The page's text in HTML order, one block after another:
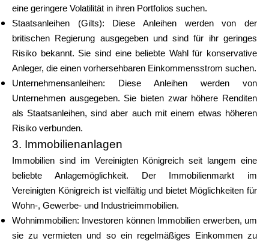
eine geringere Volatilität in ihren Portfolios suchen.
Staatsanleihen (Gilts): Diese Anleihen werden von der
britischen Regierung ausgegeben und sind für ihr geringes
Risiko bekannt. Sie sind eine beliebte Wahl für konservative
Anleger, die einen vorhersehbaren Einkommensstrom suchen.
Unternehmensanleihen: Diese Anleihen werden von
Unternehmen ausgegeben. Sie bieten zwar höhere Renditen
als Staatsanleihen, sind aber auch mit einem etwas höheren
Risiko verbunden.
3. Immobilienanlagen
Immobilien sind im Vereinigten Königreich seit langem eine
beliebte Anlagemöglichkeit. Der Immobilienmarkt im
Vereinigten Königreich ist vielfältig und bietet Möglichkeiten für
Wohn-, Gewerbe- und Industrieimmobilien.
Wohnimmobilien: Investoren können Immobilien erwerben, um
sie zu vermieten und so ein regelmäßiges Einkommen zu